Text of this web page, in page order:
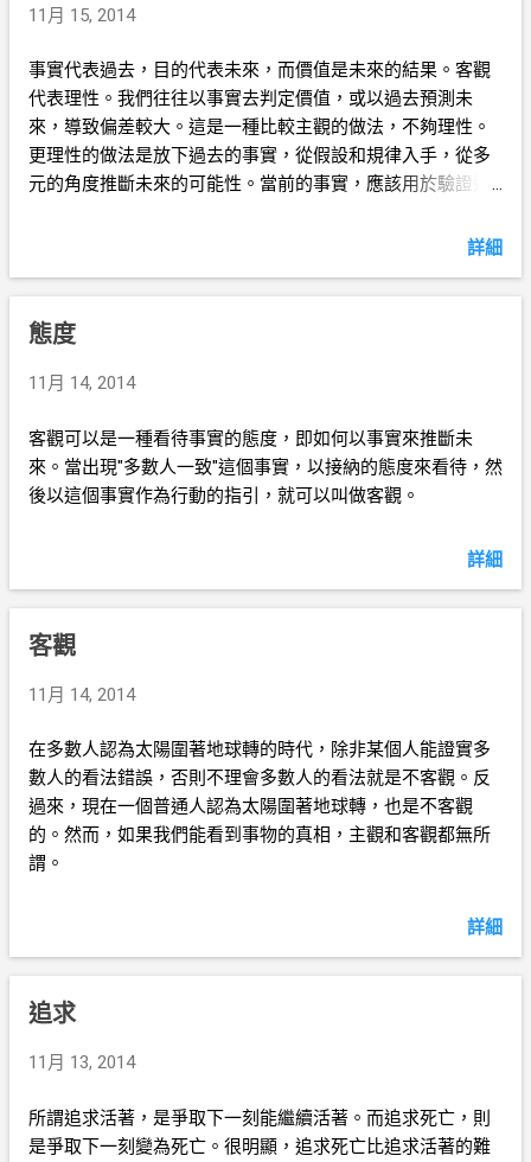
11月 15, 2014
事實代表過去，目的代表未來，而價值是未來的結果。客觀
代表理性。我們往往以事實去判定價值，或以過去預測未
來，導致偏差較大。這是一種比較主觀的做法，不夠理性。
更理性的做法是放下過去的事實，從假設和規律入手，從多
元的角度推斷未來的可能性。當前的事實，應該用於驗證過
詳細
態度
11月 14, 2014
客觀可以是一種看待事實的態度，即如何以事實來推斷未
來。當出現"多數人一致"這個事實，以接納的態度來看待，然
後以這個事實作為行動的指引，就可以叫做客觀。
詳細
客觀
11月 14, 2014
在多數人認為太陽圍著地球轉的時代，除非某個人能證實多
數人的看法錯誤，否則不理會多數人的看法就是不客觀。反
過來，現在一個普通人認為太陽圍著地球轉，也是不客觀
的。然而，如果我們能看到事物的真相，主觀和客觀都無所
謂。
詳細
追求
11月 13, 2014
所謂追求活著，是爭取下一刻能繼續活著。而追求死亡，則
是爭取下一刻變為死亡。很明顯，追求死亡比追求活著的難